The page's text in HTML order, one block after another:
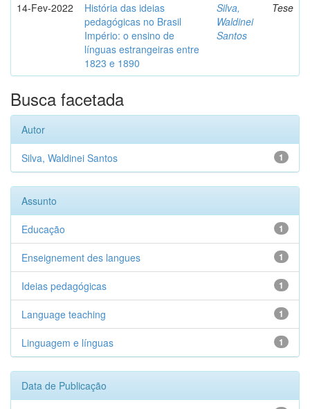
14-Fev-2022
História das ideias
pedagógicas no Brasil
Império: o ensino de
línguas estrangeiras entre
1823 e 1890
Silva,
Waldinei
Santos
Tese
Busca facetada
Autor
1
Silva, Waldinei Santos
Assunto
1
Educação
1
Enseignement des langues
1
Ideias pedagógicas
1
Language teaching
1
Linguagem e línguas
Data de Publicação